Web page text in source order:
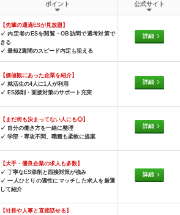
ポイント 公式サイト
【先輩の通過ESが見放題】
✓ 内定者のESを閲覧・OB訪問で選考対策で
きる
✓ 最短2週間のスピード内定も狙える
詳細
【価値観にあった企業を紹介】
✓ 就活生の4人に1人が利用
✓ ES添削・面接対策のサポート充実
詳細
【まだ何も決まってない人にも◎】
✓ 自分の働き方を一緒に整理
✓ 学部・専攻不問、職種も柔軟に提案
詳細
【大手・優良企業の求人も多数】
✓ 丁寧なES添削と面接対策が強み
✓ 一人ひとりの適性にマッチした求人を厳選
して紹介
詳細
【社長や人事と直接話せる】